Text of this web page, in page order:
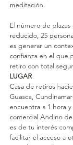
meditación.
El número de
reducido, 25
es generar un
confianza en el que
retiro con total
LUGAR
Casa de retiros
Guasca,
encuentra a 1 hora
comercial Andino de
es de tu interés
facilitar el acceso a